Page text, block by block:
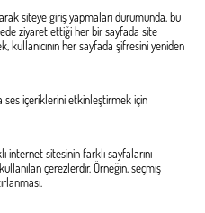
siteye giriş yapmaları durumunda, bu
ziyaret ettiği her bir sayfada site
kullanıcının her sayfada şifresini yeniden
ses içeriklerini etkinleştirmek için
internet sitesinin farklı sayfalarını
çerezlerdir. Örneğin, seçmiş